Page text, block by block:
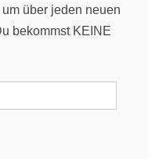
über jeden neuen
bekommst KEINE